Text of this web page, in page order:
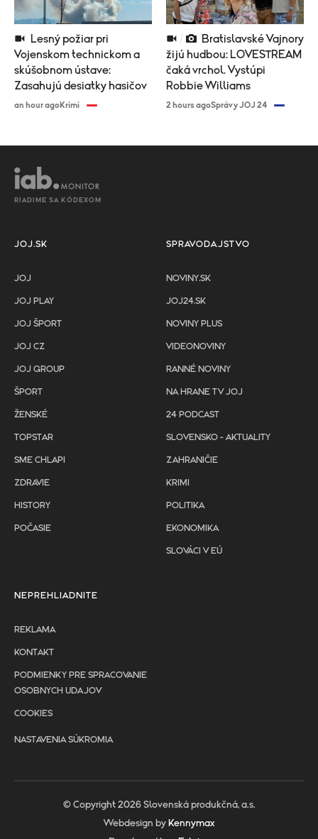
Vojenskom technickom a
skúšobnom ústave:
Zasahujú desiatky hasičov
an hour agoKrimi
žijú hudbou: LOVESTREAM
čaká vrchol. Vystúpi
Robbie Williams
2 hours agoSprávy JOJ 24
RIADIME SA KÓDEXOM
JOJ.SK
JOJ
JOJ PLAY
JOJ ŠPORT
JOJ CZ
JOJ GROUP
ŠPORT
ŽENSKÉ
TOPSTAR
SME CHLAPI
ZDRAVIE
HISTORY
POČASIE
SPRAVODAJSTVO
NOVINY.SK
JOJ24.SK
NOVINY PLUS
VIDEONOVINY
RANNÉ NOVINY
NA HRANE TV JOJ
24 PODCAST
SLOVENSKO - AKTUALITY
ZAHRANIČIE
KRIMI
POLITIKA
EKONOMIKA
SLOVÁCI V EÚ
NEPREHLIADNITE
REKLAMA
KONTAKT
PODMIENKY PRE SPRACOVANIE
OSOBNYCH UDAJOV
COOKIES
NASTAVENIA SÚKROMIA
© Copyright 2026 Slovenská produkčná, a.s.
Webdesign by Kennymax